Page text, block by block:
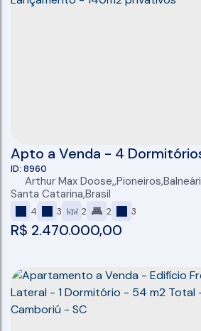
Apto a Venda - 4
Camboriú - Lançamento -
R$ 2.470.000,00
8960
Arthur Max Doose ,Pioneiros,
Santa Catarina,Brasil
4 3 2 2 3